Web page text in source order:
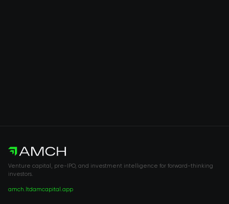
Venture capital, pre-IPO, and investment intelligence for forward-thinking
investors.
amch.ltdamcapital.app